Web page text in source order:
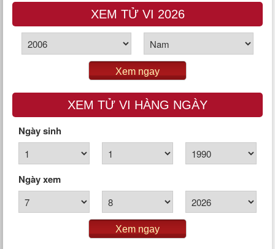
XEM TỬ VI 2026
Xem ngay
XEM TỬ VI HÀNG NGÀY
Ngày sinh
Ngày xem
Xem ngay